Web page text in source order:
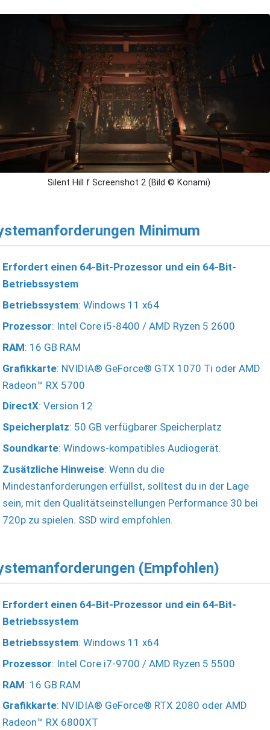
Silent Hill f Screenshot 2 (Bild © Konami)
Minimum
Erfordert einen 64-Bit-Prozessor und ein 64-Bit-
Betriebssystem
Betriebssystem: Windows 11 x64
Prozessor: Intel Core i5-8400 / AMD Ryzen 5 2600
RAM: 16 GB RAM
Grafikkarte: NVIDIA® GeForce® GTX 1070 Ti oder AMD
Radeon™ RX 5700
DirectX: Version 12
Speicherplatz: 50 GB verfügbarer Speicherplatz
Soundkarte: Windows-kompatibles Audiogerät.
Zusätzliche Hinweise: Wenn du die
Mindestanforderungen erfüllst, solltest du in der Lage
sein, mit den Qualitätseinstellungen Performance 30 bei
720p zu spielen. SSD wird empfohlen.
(Empfohlen)
Erfordert einen 64-Bit-Prozessor und ein 64-Bit-
Betriebssystem
Betriebssystem: Windows 11 x64
Prozessor: Intel Core i7-9700 / AMD Ryzen 5 5500
RAM: 16 GB RAM
Grafikkarte: NVIDIA® GeForce® RTX 2080 oder AMD
Radeon™ RX 6800XT